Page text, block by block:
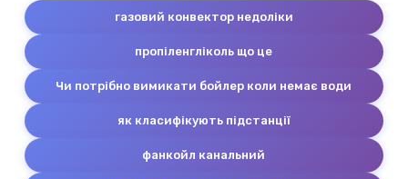
газовий конвектор недоліки
пропіленгліколь що це
Чи потрібно вимикати бойлер коли немає води
як класифікують підстанції
фанкойл канальний